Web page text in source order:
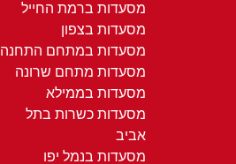
מסעדות ברמת החייל
מסעדות בצפון
מסעדות במתחם התחנה
מסעדות מתחם שרונה
מסעדות בממילא
מסעדות כשרות בתל
אביב
מסעדות בנמל יפו